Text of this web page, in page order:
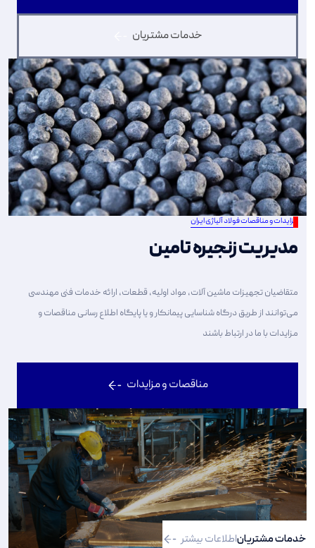
خدمات مشتریان
مزایدات و مناقصات فولاد آلیاژی ایران
مدیریت زنجیره تامین
متقاضیان تجهیزات ماشین آلات، مواد اولیه، قطعات، ارائه خدمات فنی مهندسی
می‌توانند از طریق درگاه شناسایی پیمانکار و یا پایگاه اطلاع رسانی مناقصات و
مزایدات با ما در ارتباط باشند
مناقصات و مزایدات
خدمات مشتریاناطلاعات بیشتر